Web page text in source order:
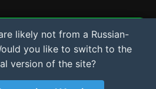
likely not from a Russian-
you like to switch to the
version of the site?
и Cookie
cookie для аналитики.
исключительно
возможный ущерб оборудованию